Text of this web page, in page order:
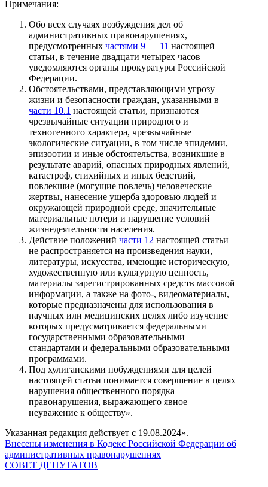
Примечания:
Обо всех случаях возбуждения дел об
административных правонарушениях,
предусмотренных частями 9 — 11 настоящей
статьи, в течение двадцати четырех часов
уведомляются органы прокуратуры Российской
Федерации.
Обстоятельствами, представляющими угрозу
жизни и безопасности граждан, указанными в
части 10.1 настоящей статьи, признаются
чрезвычайные ситуации природного и
техногенного характера, чрезвычайные
экологические ситуации, в том числе эпидемии,
эпизоотии и иные обстоятельства, возникшие в
результате аварий, опасных природных явлений,
катастроф, стихийных и иных бедствий,
повлекшие (могущие повлечь) человеческие
жертвы, нанесение ущерба здоровью людей и
окружающей природной среде, значительные
материальные потери и нарушение условий
жизнедеятельности населения.
Действие положений части 12 настоящей статьи
не распространяется на произведения науки,
литературы, искусства, имеющие историческую,
художественную или культурную ценность,
материалы зарегистрированных средств массовой
информации, а также на фото-, видеоматериалы,
которые предназначены для использования в
научных или медицинских целях либо изучение
которых предусматривается федеральными
государственными образовательными
стандартами и федеральными образовательными
программами.
Под хулиганскими побуждениями для целей
настоящей статьи понимается совершение в целях
нарушения общественного порядка
правонарушения, выражающего явное
неуважение к обществу».
Указанная редакция действует с 19.08.2024».
Внесены изменения в Кодекс Российской Федерации об
административных правонарушениях
СОВЕТ ДЕПУТАТОВ